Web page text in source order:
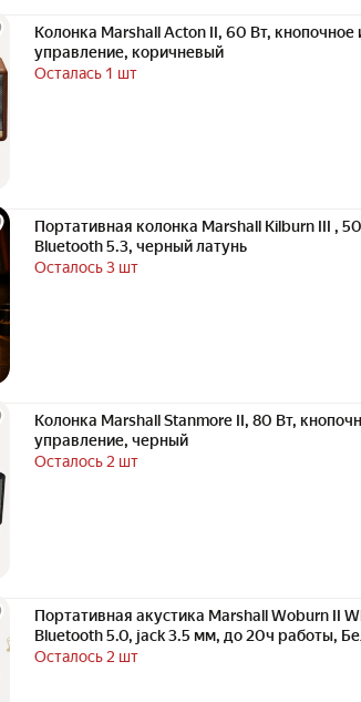
Колонка Marshall Acton II, 60 Вт, кнопочное
управление, коричневый
Осталась 1 шт
Портативная колонка Marshall Kilburn III ,
Bluetooth 5.3, черный латунь
Осталось 3 шт
Колонка Marshall Stanmore II, 80 Вт,
управление, черный
Осталось 2 шт
Портативная акустика Marshall Woburn II
Bluetooth 5.0, jack 3.5 мм, до 20ч работы,
Осталось 2 шт